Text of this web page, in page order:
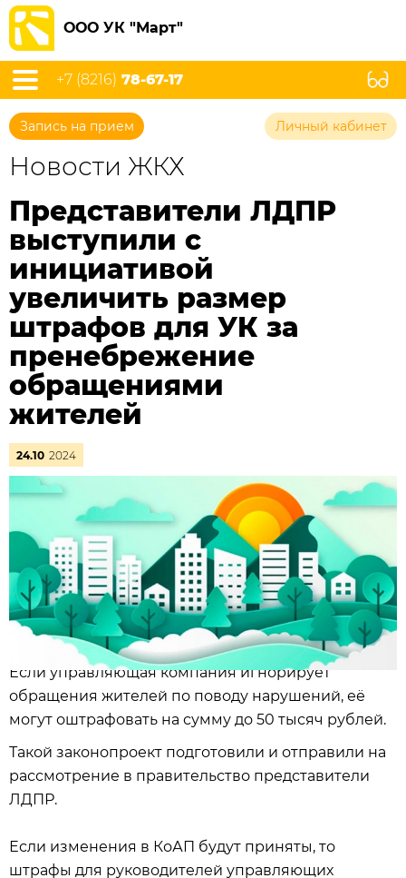
ООО УК "Март"
+7 (8216) 78-67-17
Запись на прием Личный кабинет
Новости ЖКХ
Представители ЛДПР
выступили с
инициативой
увеличить размер
штрафов для УК за
пренебрежение
обращениями
жителей
24.10 2024
Если управляющая компания игнорирует
обращения жителей по поводу нарушений, её
могут оштрафовать на сумму до 50 тысяч рублей.
Такой законопроект подготовили и отправили на
рассмотрение в правительство представители
ЛДПР.
Если изменения в КоАП будут приняты, то
штрафы для руководителей управляющих